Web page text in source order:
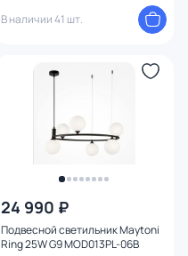
220V 3906/14WL золото/черный
В наличии 41 шт.
24 990 ₽
Подвесной светильник Maytoni
Ring 25W G9 MOD013PL-06B